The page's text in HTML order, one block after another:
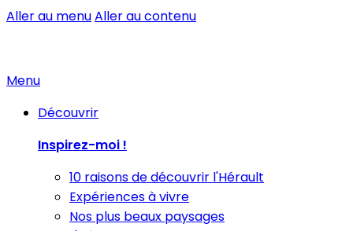
Aller au menuAller au contenu
Menu
Découvrir
Inspirez-moi !
10 raisons de découvrir l'Hérault
Expériences à vivre
Nos plus beaux paysages